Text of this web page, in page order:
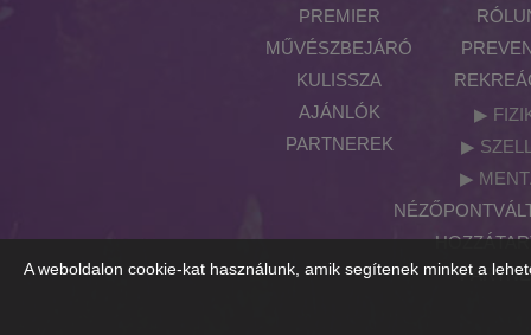
PREMIER
MŰVÉSZBEJÁRÓ
KULISSZA
AJÁNLÓK
PARTNEREK
A weboldalon cookie-kat használunk, amik segítenek minket a